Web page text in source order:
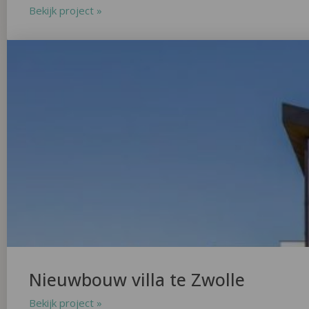
Bekijk project »
Nieuwbouw villa te Zwolle
Bekijk project »